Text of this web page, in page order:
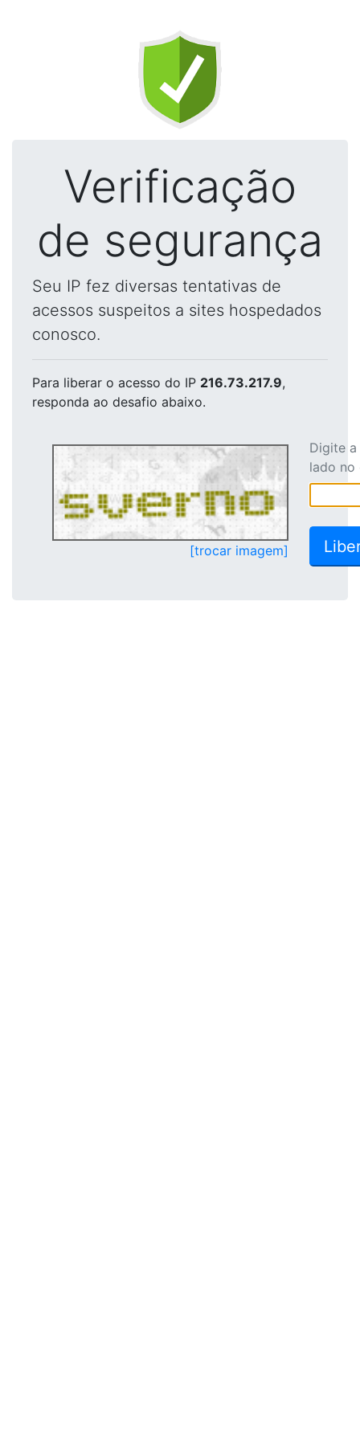
Verificação
de segurança
Seu IP fez diversas tentativas de
acessos suspeitos a sites hospedados
conosco.
Para liberar o acesso do IP 216.73.217.9,
responda ao desafio abaixo.
[trocar imagem]
Digite
lado no